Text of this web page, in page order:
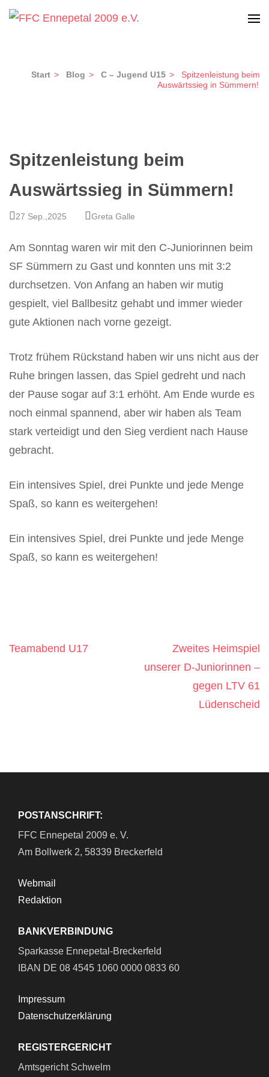
Zum
Start > Blog > C – Jugend U15 >
Spitzenleistung beim
Auswärtssieg in Sümmern!
Spitzenleistung beim
Auswärtssieg in Sümmern!
27 Sep.,2025 Greta Galle
Am Sonntag waren wir mit den C-Juniorinnen beim
SF Sümmern zu Gast und konnten uns mit 3:2
durchsetzen. Von Anfang an haben wir mutig
gespielt, viel Ballbesitz gehabt und immer wieder
gute Aktionen nach vorne gezeigt.
Trotz frühem Rückstand haben wir uns nicht aus der
Ruhe bringen lassen, das Spiel gedreht und nach
der Pause sogar auf 3:1 erhöht. Am Ende wurde es
noch einmal spannend, aber wir haben als Team
stark verteidigt und den Sieg verdient nach Hause
gebracht.
Ein intensives Spiel, drei Punkte und jede Menge
Spaß, so kann es weitergehen!
Ein intensives Spiel, drei Punkte und jede Menge
Spaß, so kann es weitergehen!
Beitragsnavigation
Teamabend U17
Zweites Heimspiel
unserer D-Juniorinnen –
gegen LTV 61
Lüdenscheid
POSTANSCHRIFT:
FFC Ennepetal 2009 e. V.
Am Bollwerk 2, 58339 Breckerfeld
Webmail
Redaktion
BANKVERBINDUNG
Sparkasse Ennepetal-Breckerfeld
IBAN DE 08 4545 1060 0000 0833 60
Impressum
Datenschutzerklärung
REGISTERGERICHT
Amtsgericht Schwelm